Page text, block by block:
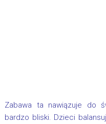
Zabawa ta nawiązuje do
bardzo bliski. Dzieci